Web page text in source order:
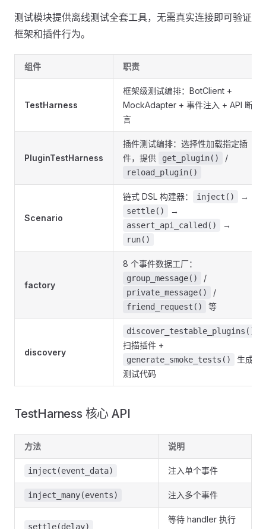
测试模块提供离线测试全套工具，无需真实连接即可验证
框架和插件行为。
组件 职责
TestHarness
框架级测试编排：BotClient +
MockAdapter + 事件注入 + API 断
言
PluginTestHarness
插件测试编排：选择性加载指定插
件，提供
get_plugin() /
reload_plugin()
Scenario
链式 DSL 构建器： inject() →
settle() →
assert_api_called() →
run()
factory
8 个事件数据工厂：
group_message() /
private_message() /
friend_request() 等
discovery
discover_testable_plugins()
扫描插件 +
generate_smoke_tests()
生成
测试代码
TestHarness 核心 API
方法 说明
inject(event_data) 注入单个事件
inject_many(events) 注入多个事件
settle(delay)
等待 handler 执行